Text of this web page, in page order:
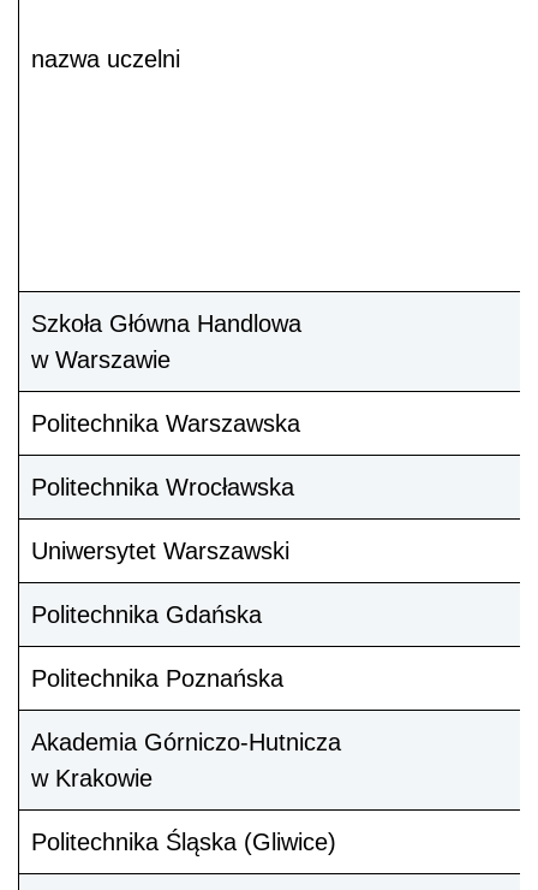
nazwa uczelni
Szkoła Główna Handlowa
w Warszawie
Politechnika Warszawska
Politechnika Wrocławska
Uniwersytet Warszawski
Politechnika Gdańska
Politechnika Poznańska
Akademia Górniczo-Hutnicza
w Krakowie
Politechnika Śląska (Gliwice)